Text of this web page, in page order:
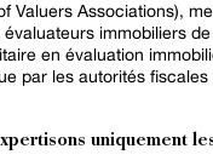
Valuers Associations),
évaluateurs immobiliers
en évaluation
par les autorités fiscales
uniquement